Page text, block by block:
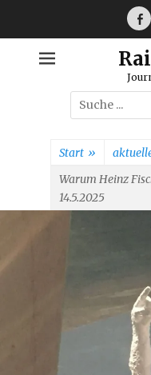
Suche
nach:
Start »
Warum Heinz
14.5.2025